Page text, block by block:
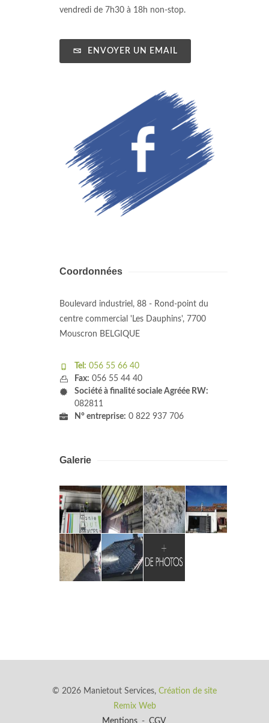
vendredi de 7h30 à 18h non-stop.
ENVOYER UN EMAIL
Coordonnées
Boulevard industriel, 88 - Rond-point du
centre commercial 'Les Dauphins', 7700
Mouscron BELGIQUE
Tel: 056 55 66 40
Fax: 056 55 44 40
Société à finalité sociale Agréée RW:
082811
N° entreprise: 0 822 937 706
Galerie
© 2026 Manietout Services, Création de site
Remix Web
Mentions
- CGV